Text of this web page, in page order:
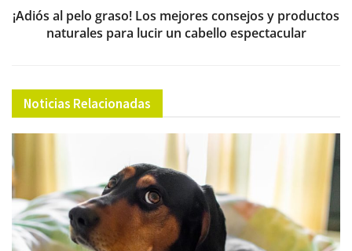
¡Adiós al pelo graso! Los mejores consejos y productos
naturales para lucir un cabello espectacular
Noticias Relacionadas